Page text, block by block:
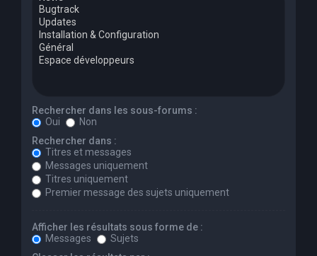
Rechercher dans les sous-forums :
Oui
Non
Rechercher dans :
Titres et messages
Messages uniquement
Titres uniquement
Premier message des sujets uniquement
Afficher les résultats sous forme de :
Messages
Sujets